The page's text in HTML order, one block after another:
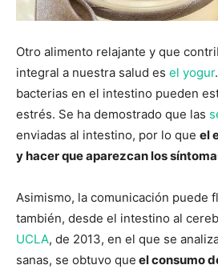
Otro alimento relajante y que
integral a nuestra salud es el yogur
bacterias en el intestino pueden
estrés. Se ha demostrado que las
enviadas al intestino, por lo que el
y hacer que aparezcan los
Asimismo, la comunicación puede
también, desde el intestino al
UCLA, de 2013, en el que se
sanas, se obtuvo que el consumo